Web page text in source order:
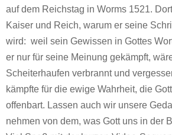
auf dem Reichstag in Worms 1521.
Kaiser und Reich, warum er seine
wird: weil sein Gewissen in Gottes
er nur für seine Meinung gekämpft,
Scheiterhaufen verbrannt und
kämpfte für die ewige Wahrheit, die
offenbart. Lassen auch wir unsere
nehmen von dem, was Gott uns in der